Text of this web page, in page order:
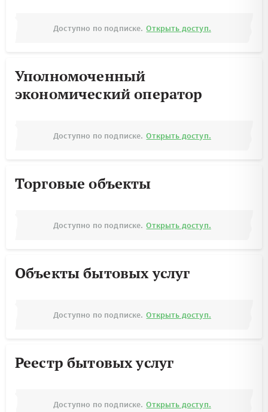
Доступно по подписке. Открыть доступ.
Уполномоченный
экономический оператор
Доступно по подписке. Открыть доступ.
Торговые объекты
Доступно по подписке. Открыть доступ.
Объекты бытовых услуг
Доступно по подписке. Открыть доступ.
Реестр бытовых услуг
Доступно по подписке. Открыть доступ.